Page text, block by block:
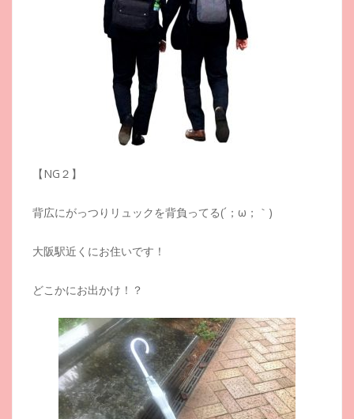
【NG２】
背広にがっつりリュックを背負ってる(´；ω；｀)
大阪駅近くにお住いです！
どこかにお出かけ！？